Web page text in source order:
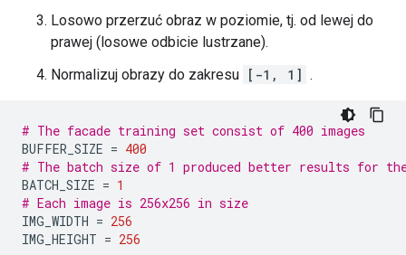
Losowo przerzuć obraz w poziomie, tj. od lewej do
prawej (losowe odbicie lustrzane).
Normalizuj obrazy do zakresu [-1, 1] .
# The facade training set consist of 400 images
BUFFER_SIZE = 400
# The batch size of 1 produced better results for
BATCH_SIZE = 1
# Each image is 256x256 in size
IMG_WIDTH = 256
IMG_HEIGHT = 256